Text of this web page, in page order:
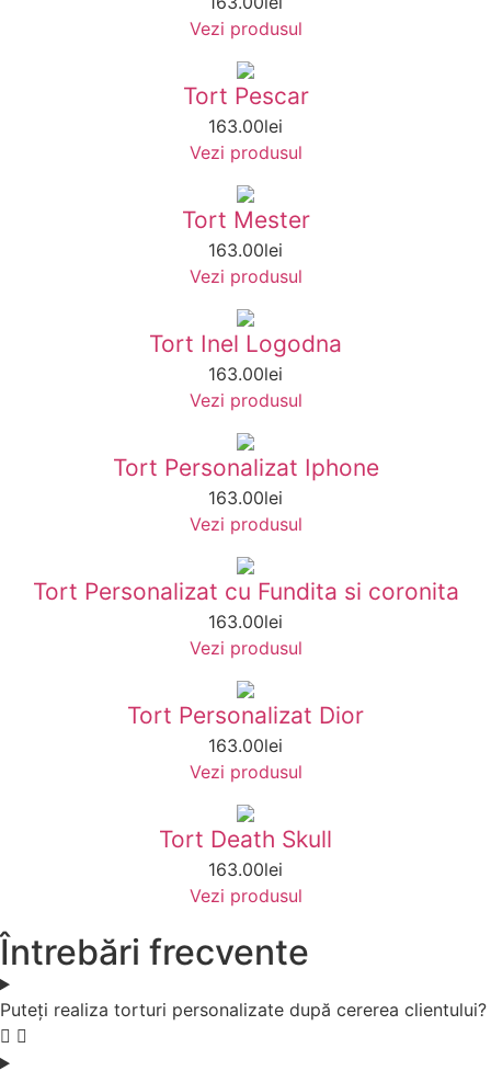
Vezi produsul
Tort Pescar
163.00lei
Vezi produsul
Tort Mester
163.00lei
Vezi produsul
Tort Inel Logodna
163.00lei
Vezi produsul
Tort Personalizat Iphone
163.00lei
Vezi produsul
Tort Personalizat cu Fundita si coronita
163.00lei
Vezi produsul
Tort Personalizat Dior
163.00lei
Vezi produsul
Tort Death Skull
163.00lei
Vezi produsul
Întrebări frecvente
Puteți realiza torturi personalizate după cererea clientului?